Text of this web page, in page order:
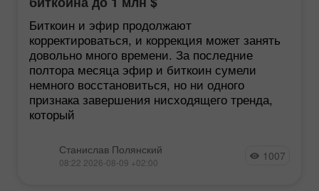
Биткоин и эфир продолжают
корректироваться, и коррекция может занять
довольно много времени. За последние
полтора месяца эфир и биткоин сумели
немного восстановиться, но ни одного
признака завершения нисходящего тренда,
который
Станислав Полянский
08:22 2026-08-09 +02:00 1007